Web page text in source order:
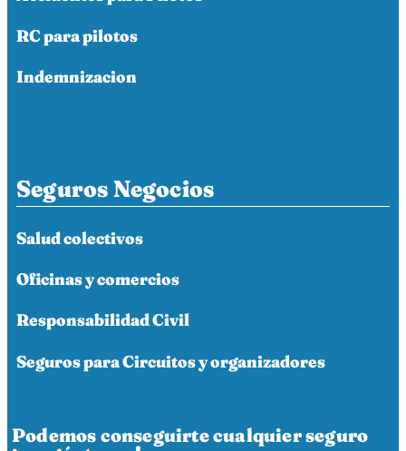
RC para pilotos
Indemnizacion
Seguros Negocios
Salud colectivos
Oficinas y comercios
Responsabilidad Civil
Seguros para Circuitos y organizadores
Podemos conseguirte cualquier seguro